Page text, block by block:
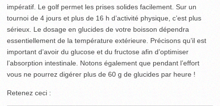
impératif. Le golf permet les prises solides facilement. Sur un
tournoi de 4 jours et plus de 16 h d’activité physique, c’est plus
sérieux. Le dosage en glucides de votre boisson dépendra
essentiellement de la température extérieure. Précisons qu’il est
important d’avoir du glucose et du fructose afin d’optimiser
l’absorption intestinale. Notons également que pendant l’effort
vous ne pourrez digérer plus de 60 g de glucides par heure !
Retenez ceci :